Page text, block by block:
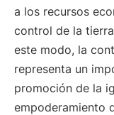
a los recursos
control de la
este modo, la
representa un
promoción de la
empoderamiento